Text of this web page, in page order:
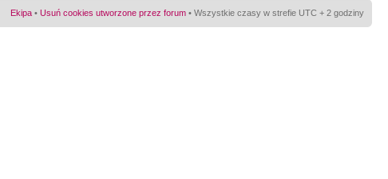
Ekipa • Usuń cookies utworzone przez forum • Wszystkie czasy w strefie UTC + 2 godziny